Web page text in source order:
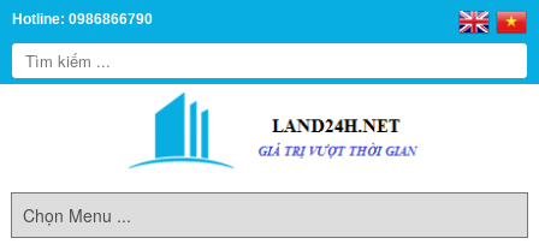
Hotline: 0986866790